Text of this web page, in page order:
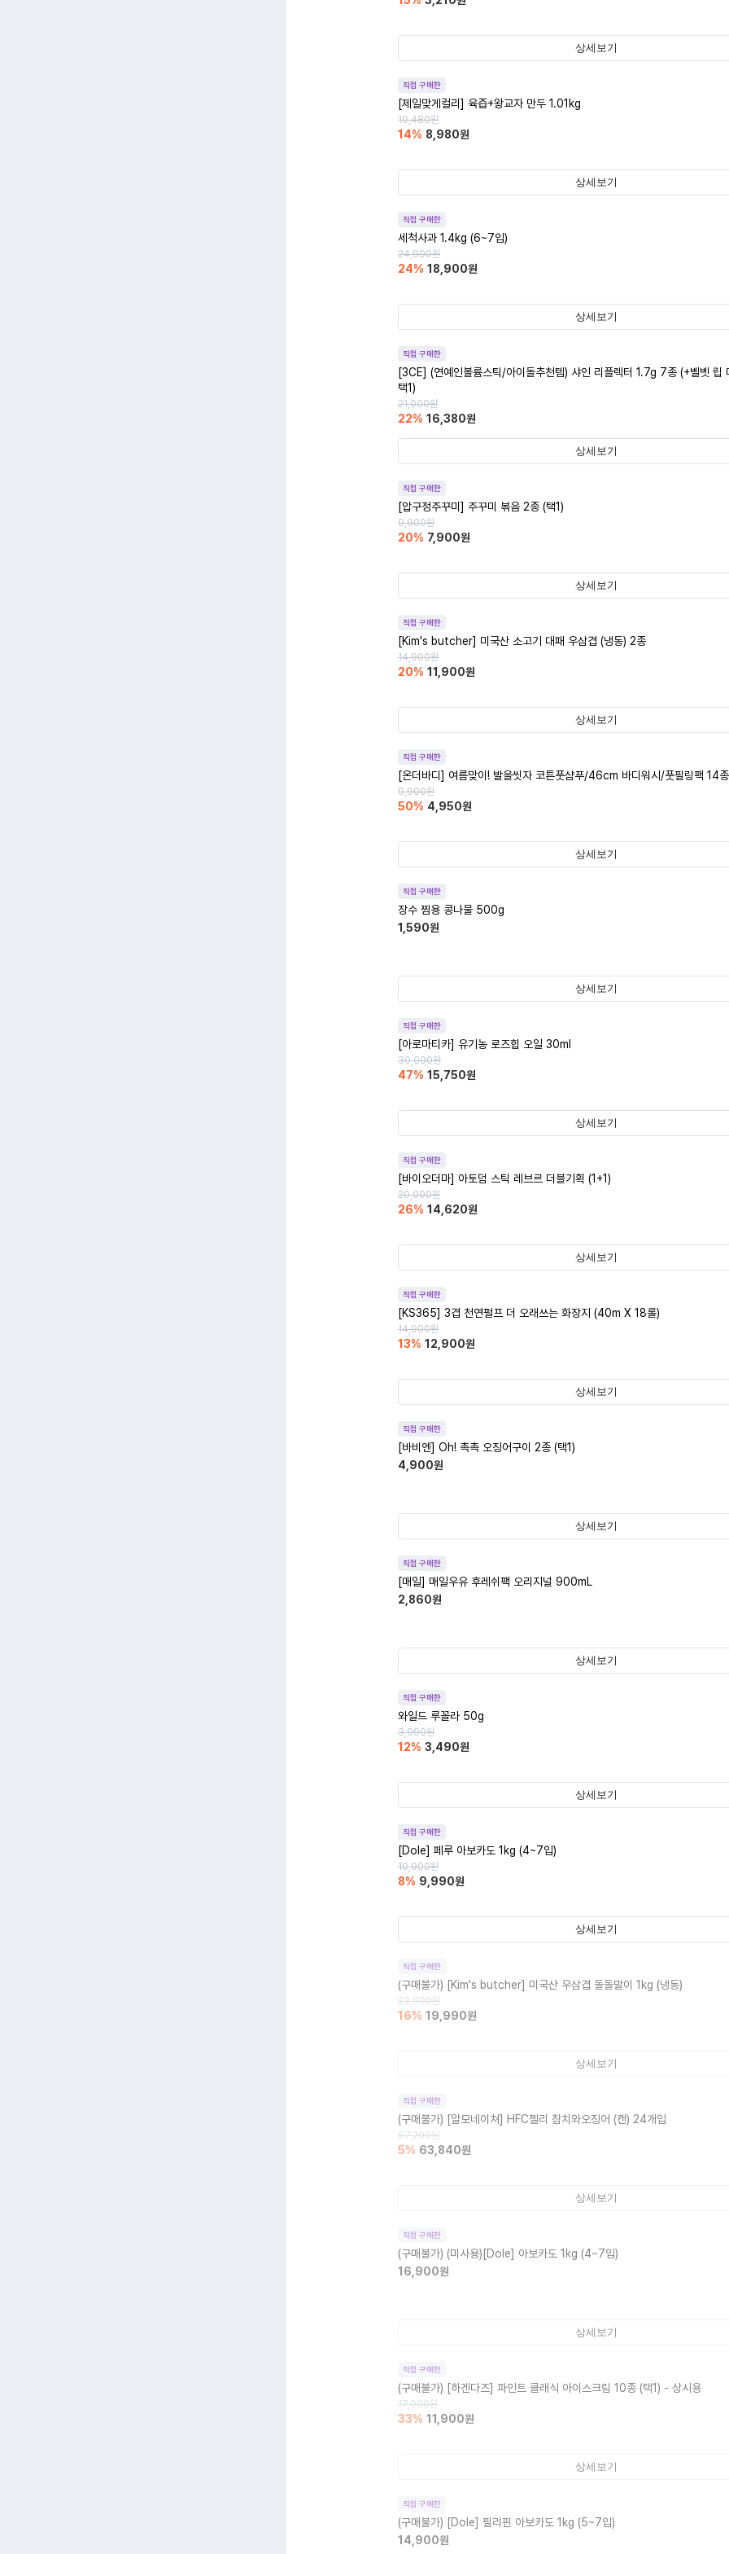
상세보기
직접 구매한
[제일맞게컬리] 육즙+왕교자 만두 1.01kg
10,480원
14% 8,980원
상세보기
직접 구매한
세척사과 1.4kg (6~7입)
24,900원
24% 18,900원
상세보기
직접 구매한
[3CE] (연예인볼륨스틱/아이돌추천템) 샤인 리플렉터 1.7g 7종 (+벨벳 립
택1)
21,000원
22% 16,380원
상세보기
직접 구매한
[압구정주꾸미] 주꾸미 볶음 2종 (택1)
9,900원
20% 7,900원
상세보기
직접 구매한
[Kim's butcher] 미국산 소고기 대패 우삼겹 (냉동) 2종
14,900원
20% 11,900원
상세보기
직접 구매한
[온더바디] 여름맞이! 발을씻자 코튼풋샴푸/46cm 바디워시/풋필링팩 14
9,900원
50% 4,950원
상세보기
직접 구매한
장수 찜용 콩나물 500g
1,590원
상세보기
직접 구매한
[아로마티카] 유기농 로즈힙 오일 30ml
30,000원
47% 15,750원
상세보기
직접 구매한
[바이오더마] 아토덤 스틱 레브르 더블기획 (1+1)
20,000원
26% 14,620원
상세보기
직접 구매한
[KS365] 3겹 천연펄프 더 오래쓰는 화장지 (40m X 18롤)
14,900원
13% 12,900원
상세보기
직접 구매한
[바비엔] Oh! 촉촉 오징어구이 2종 (택1)
4,900원
상세보기
직접 구매한
[매일] 매일우유 후레쉬팩 오리지널 900mL
2,860원
상세보기
직접 구매한
와일드 루꼴라 50g
3,990원
12% 3,490원
상세보기
직접 구매한
[Dole] 페루 아보카도 1kg (4~7입)
10,900원
8% 9,990원
상세보기
직접 구매한
(구매불가) [Kim's butcher] 미국산 우삼겹 돌돌말이 1kg (냉동)
23,900원
16% 19,990원
상세보기
직접 구매한
(구매불가) [알모네이쳐] HFC젤리 참치와오징어 (캔) 24개입
67,200원
5% 63,840원
상세보기
직접 구매한
(구매불가) (미사용)[Dole] 아보카도 1kg (4~7입)
16,900원
상세보기
직접 구매한
(구매불가) [하겐다즈] 파인트 클래식 아이스크림 10종 (택1) - 상시용
17,900원
33% 11,900원
상세보기
직접 구매한
(구매불가) [Dole] 필리핀 아보카도 1kg (5~7입)
14,900원